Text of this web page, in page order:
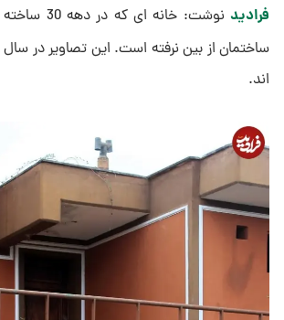
فرادید
نوشت: خانه
اند.